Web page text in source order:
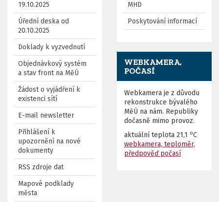
19.10.2025
Úřední deska od
20.10.2025
Doklady k vyzvednutí
Objednávkový systém
a stav front na MěÚ
Žádost o vyjádření k
existenci sítí
E-mail newsletter
Přihlášení k
upozornění na nové
dokumenty
RSS zdroje dat
Mapové podklady
města
MHD
Poskytování informací
WEBKAMERA,
POČASÍ
Webkamera je z důvodu
rekonstrukce bývalého
MěÚ na nám. Republiky
dočasně mimo provoz.
aktuální teplota 21,1 oC
webkamera, teploměr,
předpověď počasí